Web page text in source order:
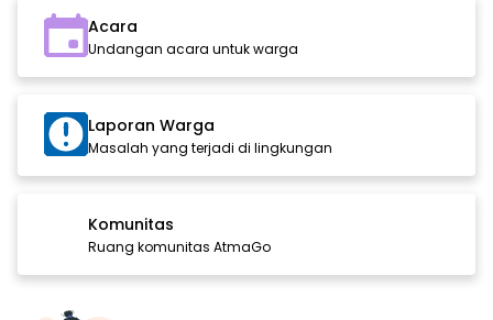
Acara
Undangan acara untuk warga
Laporan Warga
Masalah yang terjadi di lingkungan
Komunitas
Ruang komunitas AtmaGo